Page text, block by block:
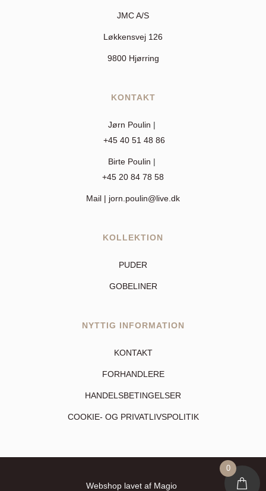
JMC A/S
Løkkensvej 126
9800 Hjørring
KONTAKT
Jørn Poulin |
+45 40 51 48 86
Birte Poulin |
+45 20 84 78 58
Mail | jorn.poulin@live.dk
KOLLEKTION
PUDER
GOBELINER
NYTTIG INFORMATION
KONTAKT
FORHANDLERE
HANDELSBETINGELSER
COOKIE- OG PRIVATLIVSPOLITIK
Webshop lavet af Magio
0